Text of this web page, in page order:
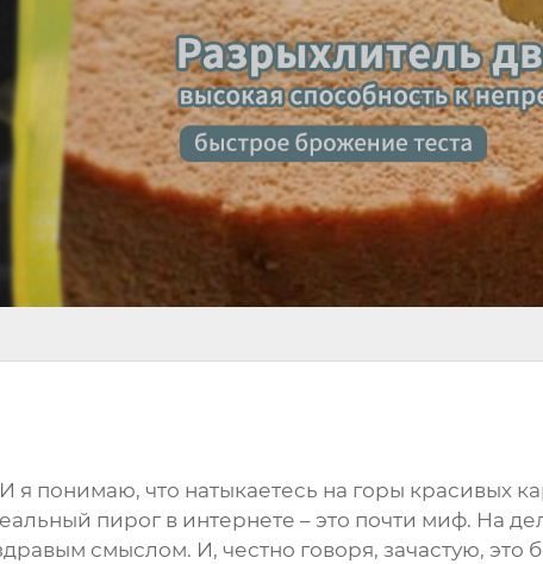
я понимаю, что натыкаетесь на горы красивых
пирог в интернете – это почти миф. На
смыслом. И, честно говоря, зачастую,